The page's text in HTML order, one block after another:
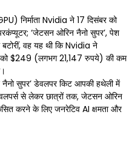
निर्माता Nvidia ने 17 दिसंबर को
‘जेटसन ओरिन नैनो सुपर’, पेश
बटोरीं, वह यह थी कि Nvidia ने
$249 (लगभग 21,147 रुपये) की कम
सुपर’ डेवलपर किट आपकी हथेली में
से लेकर छात्रों तक, जेटसन ओरिन
करने के लिए जनरेटिव AI क्षमता और